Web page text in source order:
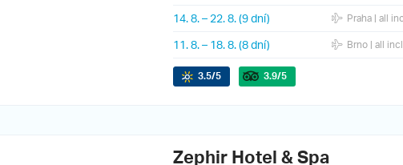
14. 8.– 22. 8.(9 dní) Praha| all
11. 8.– 18. 8.(8 dní) Brno| all
3.5/5 3.9/5
Zephir Hotel & Spa